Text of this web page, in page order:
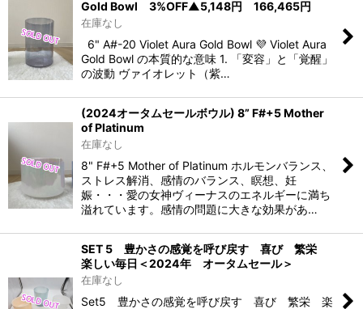
Gold Bowl 3%OFF▲5,148円 166,465円
在庫なし
6" A#-20 Violet Aura Gold Bowl 💜 Violet Aura
Gold Bowl の本質的な意味 1. 「変容」と「覚醒」
の波動 ヴァイオレット（紫…
(2024オータムセールボウル) 8” F#+5 Mother
of Platinum
在庫なし
8" F#+5 Mother of Platinum ホルモンバランス、
ストレス解消、感情のバランス、瞑想、妊
娠・・・愛の女神ヴィーナスのエネルギーに満ち
溢れています。感情の問題に大きな効果があ…
SET 5 豊かさの感覚を呼び戻す 喜び 繁栄
楽しい毎日＜2024年 オータムセール＞
在庫なし
Set5 豊かさの感覚を呼び戻す 喜び 繁栄 楽